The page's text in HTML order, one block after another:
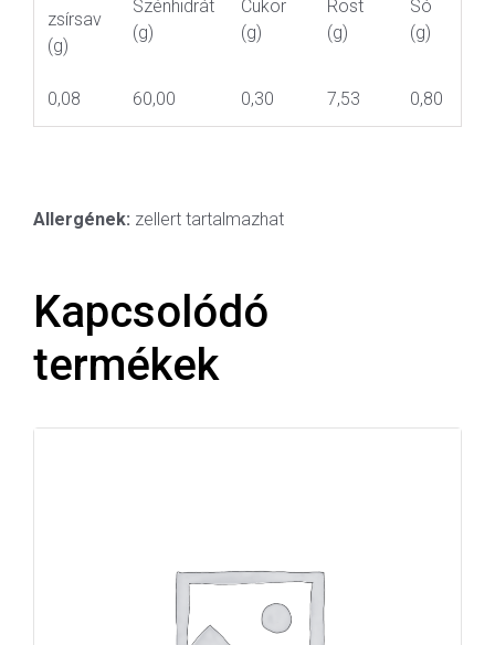
zsírsav
(g)
Szénhidrát
(g)
Cukor
(g)
Rost
(g)
Só
(g)
0,08 60,00 0,30 7,53 0,80
Allergének: zellert tartalmazhat
Kapcsolódó
termékek